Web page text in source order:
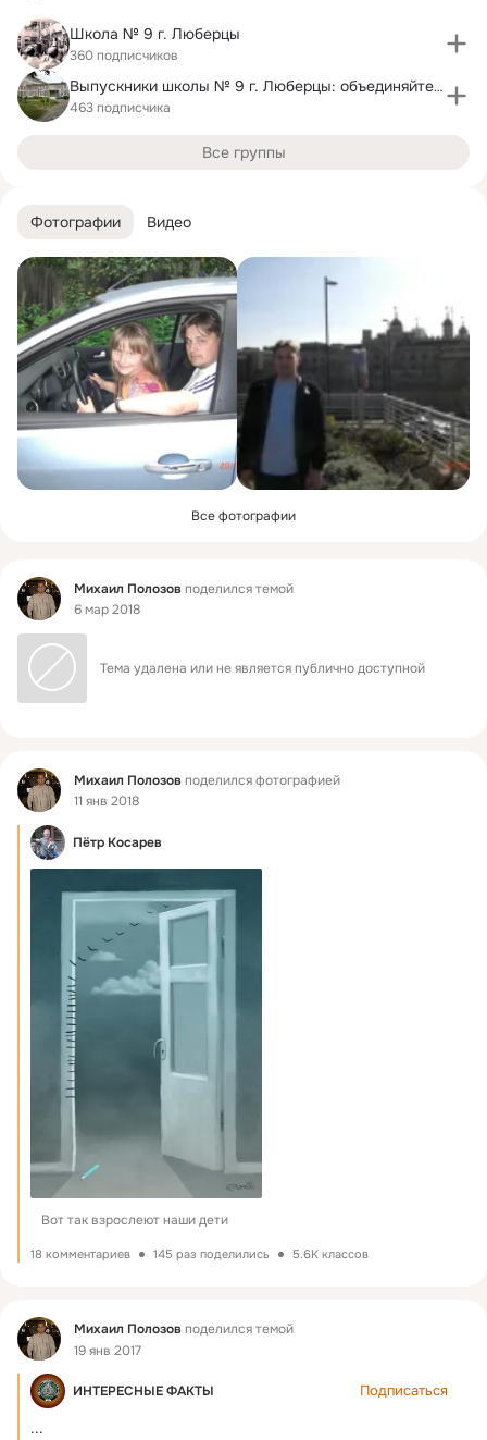
Фотографии Видео
Все фотографии
Фид Михаил Полозов поделился темой
6 мар 2018
Тема удалена или не является публично доступной
Фид Михаил Полозов поделился фотографией
11 янв 2018
Пётр Косарев
Вот так взрослеют наши дети
18 комментариев 145 раз поделились 5.6K классов
Фид Михаил Полозов поделился темой
19 янв 2017
ИНТЕРЕСНЫЕ ФАКТЫ Подписаться
...
Школа № 9 г. Люберцы
360 подписчиков
Выпускники школы № 9 г. Люберцы: объединяйтесь!
463 подписчика
Все группы